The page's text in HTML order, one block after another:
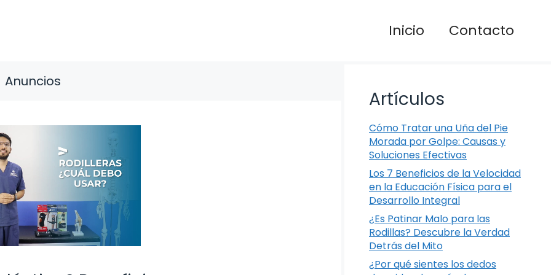
Inicio Contacto
Anuncios
Artículos
Cómo Tratar una Uña del Pie
Morada por Golpe: Causas y
Soluciones Efectivas
Los 7 Beneficios de la Velocidad
en la Educación Física para el
Desarrollo Integral
¿Es Patinar Malo para las
Rodillas? Descubre la Verdad
Detrás del Mito
¿Por qué sientes los dedos